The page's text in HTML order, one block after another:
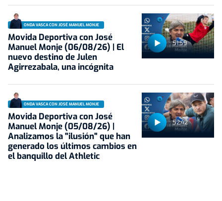
51:59
ONDA VASCA CON JOSÉ MANUEL MONJE
Movida Deportiva con José
Manuel Monje (06/08/26) | El
nuevo destino de Julen
Agirrezabala, una incógnita
52:42
ONDA VASCA CON JOSÉ MANUEL MONJE
Movida Deportiva con José
Manuel Monje (05/08/26) |
Analizamos la "ilusión" que han
generado los últimos cambios en
el banquillo del Athletic